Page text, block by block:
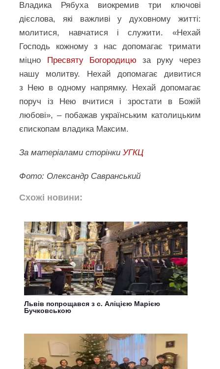
Владика Рябуха виокремив три ключові
дієслова, які важливі у духовному житті:
молитися, навчатися і служити. «Нехай
Господь кожному з нас допомагає тримати
міцно
Пресвяту Богородицю за руку через
нашу молитву. Нехай допомагає дивитися
з Нею в одному напрямку. Нехай допомагає
поруч із Нею вчитися і зростати в Божій
любові», – побажав українським католицьким
єпископам владика Максим.
За матеріалами сторінкиУГКЦ
Фото: Олександр Савранський
Схожі новини:
Львів попрощався з с. Аліцією Марією
Бучковською